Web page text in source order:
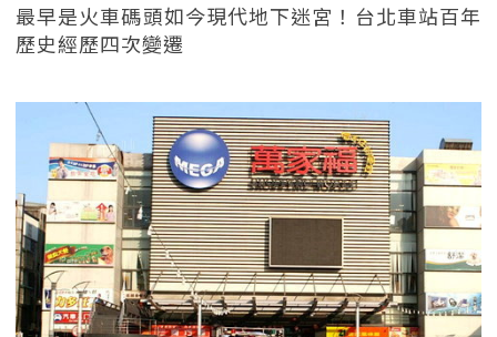
最早是火車碼頭如今現代地下迷宮！台北車站百年
歷史經歷四次變遷